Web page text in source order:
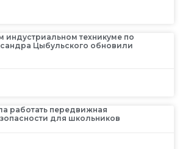
индустриальном техникуме по
Цыбульского обновили
работать передвижная
для школьников